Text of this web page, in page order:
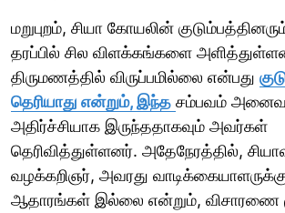
மறுபுறம், சியா கோயலின்
தரப்பில் சில விளக்கங்களை
திருமணத்தில் விருப்பமில்லை என்பது
தெரியாது என்றும், இந்த சம்பவம்
அதிர்ச்சியாக இருந்ததாகவும் அவர்கள்
தெரிவித்துள்ளனர். அதேநேரத்தில்,
வழக்கறிஞர், அவரது வாடிக்கையாளருக்கு
ஆதாரங்கள் இல்லை என்றும், விசாரணை